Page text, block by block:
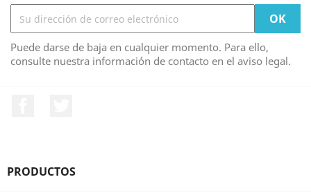
Puede darse de baja en cualquier momento. Para ello,
consulte nuestra información de contacto en el aviso legal.
PRODUCTOS